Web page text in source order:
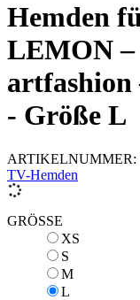
Hemden
LEMON
artfashion
- Größe L
ARTIKELNUMMER:
TV-Hemden
GRÖSSE
XS
S
MM
L